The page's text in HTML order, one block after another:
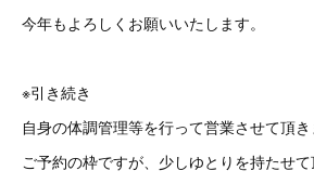
今年もよろしくお願いいたします。
※引き続き
自身の体調管理等を行って営業させて頂き
ご予約の枠ですが、少しゆとりを持たせて